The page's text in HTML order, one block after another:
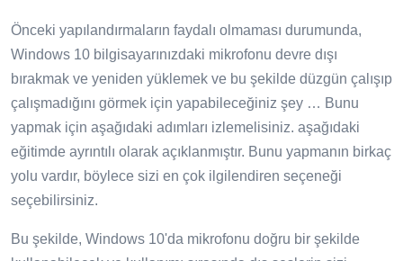
Önceki yapılandırmaların faydalı olmaması durumunda,
Windows 10 bilgisayarınızdaki mikrofonu devre dışı
bırakmak ve yeniden yüklemek ve bu şekilde düzgün çalışıp
çalışmadığını görmek için yapabileceğiniz şey … Bunu
yapmak için aşağıdaki adımları izlemelisiniz. aşağıdaki
eğitimde ayrıntılı olarak açıklanmıştır. Bunu yapmanın birkaç
yolu vardır, böylece sizi en çok ilgilendiren seçeneği
seçebilirsiniz.
Bu şekilde, Windows 10'da mikrofonu doğru bir şekilde